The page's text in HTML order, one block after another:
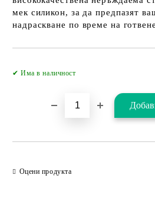
мек силикон, за да предпазят
надраскване по време на
✔ Има в наличност
Оцени продукта